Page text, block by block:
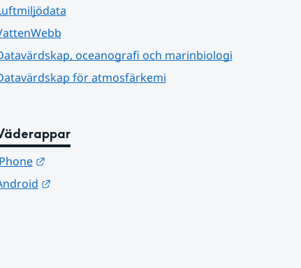
oceanografi och marinbiologi
för atmosfärkemi
Länk till annan webbplats.
Länk till annan webbplats.